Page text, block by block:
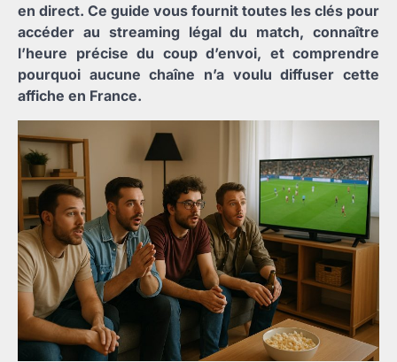
en direct. Ce guide vous fournit toutes les clés pour
accéder au streaming légal du match, connaître
l’heure précise du coup d’envoi, et comprendre
pourquoi aucune chaîne n’a voulu diffuser cette
affiche en France.